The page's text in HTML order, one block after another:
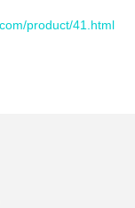
product/41.html